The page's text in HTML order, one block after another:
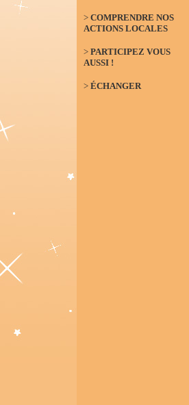
> COMPRENDRE NOS
ACTIONS LOCALES
> PARTICIPEZ VOUS
AUSSI !
> ÉCHANGER